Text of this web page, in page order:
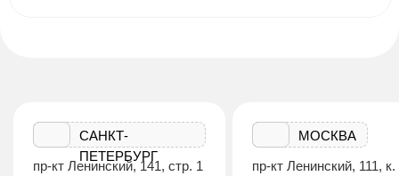
САНКТ-
ПЕТЕРБУРГ
пр-кт Ленинский, 141, стр. 1
МОСКВА
пр-кт Ленинский, 111, к.